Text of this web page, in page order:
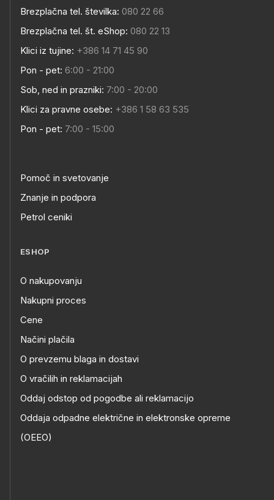
Brezplačna tel. številka: 080 22 66
Brezplačna tel. št. eShop: 080 22 13
Klici iz tujine: +386 14 71 45 90
Pon - pet: 6:00 - 21:00
Sob, ned in prazniki: 7:00 - 20:00
Klici za pravne osebe: +386 1 58 63 535
Pon - pet: 7:00 - 15:00
Pomoč in svetovanje
Znanje in podpora
Petrol ceniki
ESHOP
O nakupovanju
Nakupni proces
Cene
Načini plačila
O prevzemu blaga in dostavi
O vračilih in reklamacijah
Oddaj odstop od pogodbe ali reklamacijo
Oddaja odpadne električne in elektronske opreme
(OEEO)